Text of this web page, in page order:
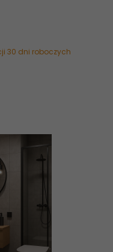
30 dni roboczych